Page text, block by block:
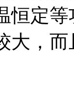
恒定
大，